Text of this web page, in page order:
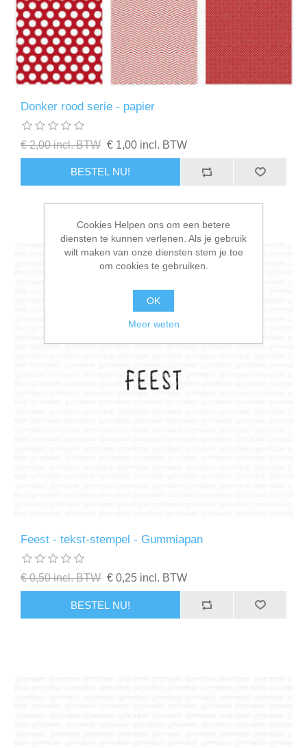
Donker rood serie - papier
€ 2,00 incl. BTW € 1,00 incl. BTW
BESTEL NU!
Feest - tekst-stempel - Gummiapan
€ 0,50 incl. BTW € 0,25 incl. BTW
BESTEL NU!
Cookies Helpen ons om een betere
diensten te kunnen verlenen. Als je gebruik
wilt maken van onze diensten stem je toe
om cookies te gebruiken.
OK
Meer weten